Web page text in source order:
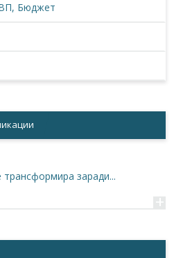
Бюджет
заради...
+